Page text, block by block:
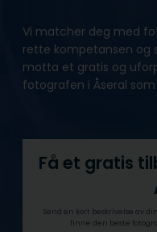
Vi matcher deg med
rette kompetansen og
motta et gratis og
fotografen i Åseral
Få et gratis
Send en kort beskrivelse av
finne den beste